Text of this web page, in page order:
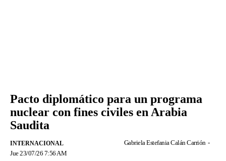
Pacto diplomático para un programa
nuclear con fines civiles en Arabia
Saudita
INTERNACIONAL Gabriela Estefania Calán Carrión -
Jue 23/07/26 7:56 AM